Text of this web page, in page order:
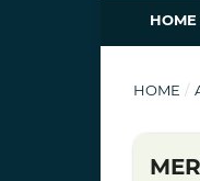
HOME
HOME /